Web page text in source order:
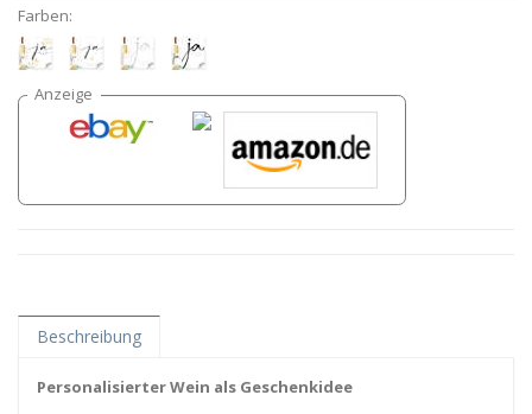
Farben:
Beschreibung
Personalisierter Wein als Geschenkidee